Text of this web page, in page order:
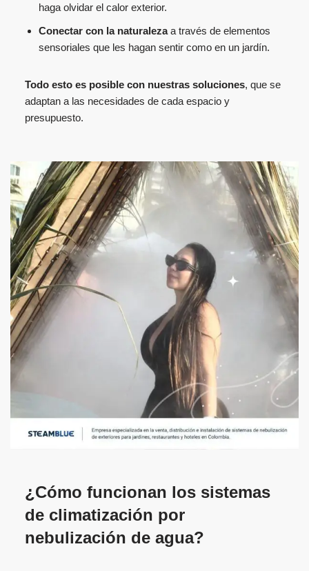
haga olvidar el calor exterior.
Conectar con la naturalezaa través de elementos
sensoriales que les hagan sentir como en un jardín.
Todo esto es posible con nuestras soluciones, que se
adaptan a las necesidades de cada espacio y
presupuesto.
¿Cómo funcionan los sistemas
de climatización por
nebulización de agua?